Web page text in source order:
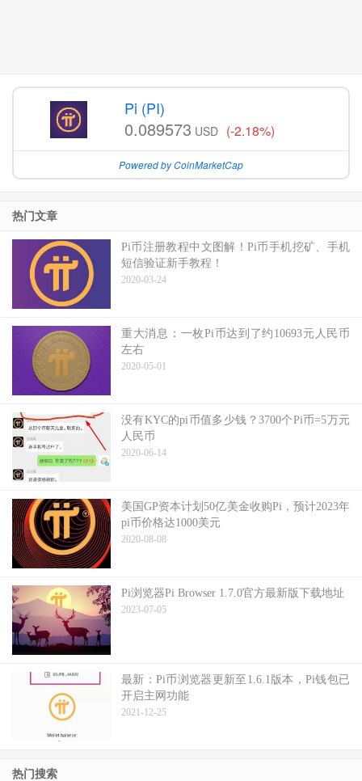
Pi (PI)
0.089573 USD (-2.18%)
Powered by CoinMarketCap
热门文章
Pi币注册教程中文图解！Pi币手机挖矿、手机
短信验证新手教程！
2020-03-24
重大消息：一枚Pi币达到了约10693元人民币
左右
2020-05-01
没有KYC的pi币值多少钱？3700个Pi币=5万元
人民币
2020-06-14
美国GP资本计划50亿美金收购Pi，预计2023年
pi币价格达1000美元
2020-08-08
Pi浏览器Pi Browser 1.7.0官方最新版下载地址
2023-07-05
最新：Pi币浏览器更新至1.6.1版本，Pi钱包已
开启主网功能
2021-12-25
热门搜索